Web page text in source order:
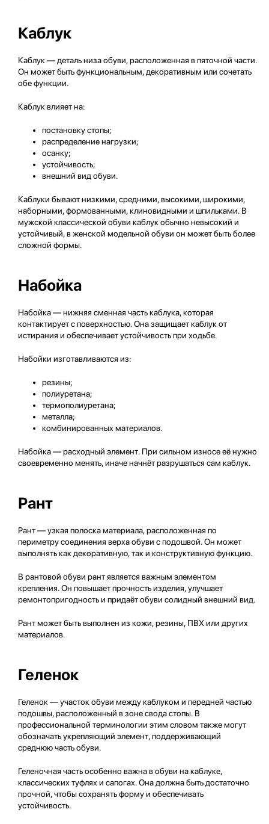
Каблук
Каблук — деталь низа обуви, расположенная в пяточной части.
Он может быть функциональным, декоративным или сочетать
обе функции.
Каблук влияет на:
постановку стопы;
распределение нагрузки;
осанку;
устойчивость;
внешний вид обуви.
Каблуки бывают низкими, средними, высокими, широкими,
наборными, формованными, клиновидными и шпильками. В
мужской классической обуви каблук обычно невысокий и
устойчивый, в женской модельной обуви он может быть более
сложной формы.
Набойка
Набойка — нижняя сменная часть каблука, которая
контактирует с поверхностью. Она защищает каблук от
истирания и обеспечивает устойчивость при ходьбе.
Набойки изготавливаются из:
резины;
полиуретана;
термополиуретана;
металла;
комбинированных материалов.
Набойка — расходный элемент. При сильном износе её нужно
своевременно менять, иначе начнёт разрушаться сам каблук.
Рант
Рант — узкая полоска материала, расположенная по
периметру соединения верха обуви с подошвой. Он может
выполнять как декоративную, так и конструктивную функцию.
В рантовой обуви рант является важным элементом
крепления. Он повышает прочность изделия, улучшает
ремонтопригодность и придаёт обуви солидный внешний вид.
Рант может быть выполнен из кожи, резины, ПВХ или других
материалов.
Геленок
Геленок — участок обуви между каблуком и передней частью
подошвы, расположенный в зоне свода стопы. В
профессиональной терминологии этим словом также могут
обозначать укрепляющий элемент, поддерживающий
среднюю часть обуви.
Геленочная часть особенно важна в обуви на каблуке,
классических туфлях и сапогах. Она должна быть достаточно
прочной, чтобы сохранять форму и обеспечивать
устойчивость.